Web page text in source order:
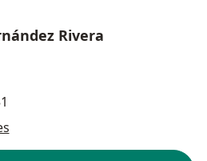
Rivera